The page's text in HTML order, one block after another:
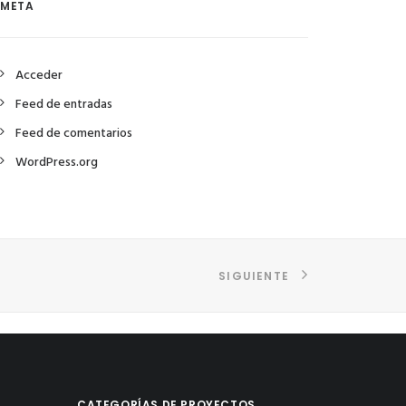
META
Acceder
Feed de entradas
Feed de comentarios
WordPress.org
SIGUIENTE